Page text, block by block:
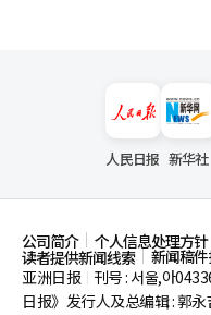
人民日报 新华社
公司简介 个人信息处理方针
读者提供新闻线索
新闻稿
亚洲日报
刊号 : 서울,아
日报》发行人及总编辑 : 郭